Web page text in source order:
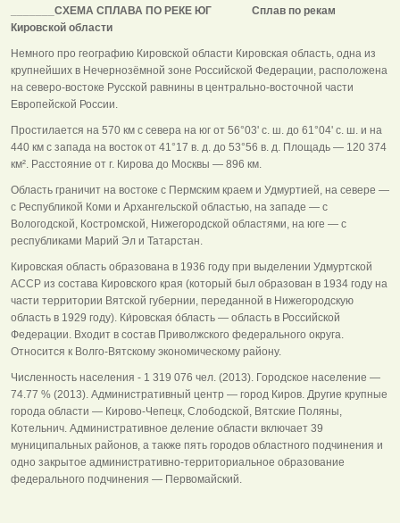
_______СХЕМА СПЛАВА ПО РЕКЕ ЮГ Сплав по рекам
Кировской области
Немного про географию Кировской области Кировская область, одна из
крупнейших в Нечернозёмной зоне Российской Федерации, расположена
на северо-востоке Русской равнины в центрально-восточной части
Европейской России.
Простилается на 570 км c севера на юг от 56°03' с. ш. до 61°04' с. ш. и на
440 км с запада на восток от 41°17 в. д. до 53°56 в. д. Площадь — 120 374
км². Расстояние от г. Кирова до Москвы — 896 км.
Область граничит на востоке с Пермским краем и Удмуртией, на севере —
с Республикой Коми и Архангельской областью, на западе — с
Вологодской, Костромской, Нижегородской областями, на юге — с
республиками Марий Эл и Татарстан.
Кировская область образована в 1936 году при выделении Удмуртской
АССР из состава Кировского края (который был образован в 1934 году на
части территории Вятской губернии, переданной в Нижегородскую
область в 1929 году). Ки́ровская о́бласть — область в Российской
Федерации. Входит в состав Приволжского федерального округа.
Относится к Волго-Вятскому экономическому району.
Численность населения - 1 319 076 чел. (2013). Городское население —
74.77 % (2013). Административный центр — город Киров. Другие крупные
города области — Кирово-Чепецк, Слободской, Вятские Поляны,
Котельнич. Административное деление области включает 39
муниципальных районов, а также пять городов областного подчинения и
одно закрытое административно-территориальное образование
федерального подчинения — Первомайский.